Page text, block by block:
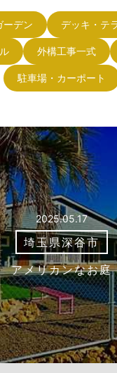
ーデン デッキ・テ
外構工事一式
駐車場・カーポート
2025.05.17
埼玉県深谷市
アメリカンなお庭